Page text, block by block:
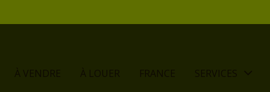
À VENDRE À LOUER FRANCE SERVICES